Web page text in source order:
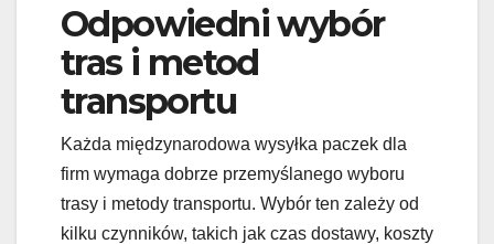
Odpowiedni wybór
tras i metod
transportu
Każda międzynarodowa wysyłka paczek dla
firm wymaga dobrze przemyślanego wyboru
trasy i metody transportu. Wybór ten zależy od
kilku czynników, takich jak czas dostawy, koszty